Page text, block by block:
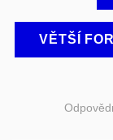
VĚTŠÍ